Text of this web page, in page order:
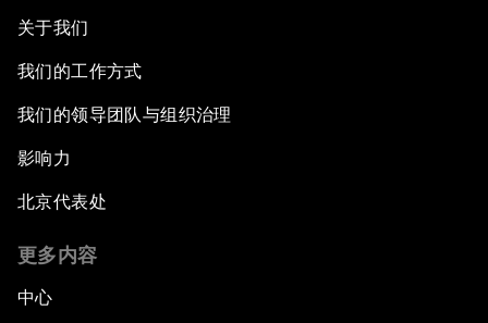
关于我们
我们的工作方式
我们的领导团队与组织治理
影响力
北京代表处
更多内容
中心